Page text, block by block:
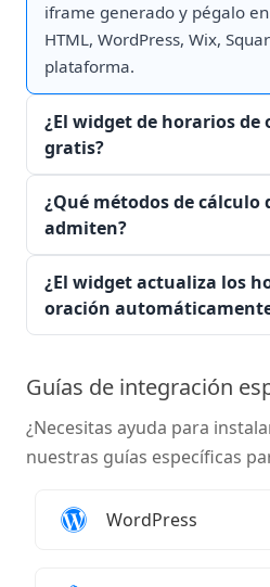
iframe generado y pégalo
HTML, WordPress, Wix,
plataforma.
¿El widget de horarios de
gratis?
¿Qué métodos de cálculo
admiten?
¿El widget actualiza los
oración
Guías de integración
¿Necesitas ayuda para
nuestras guías específicas
Agregar Widget de
WordPress